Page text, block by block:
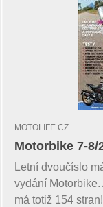
MOTOLIFE.CZ
Motorbike 7-8/
Letní dvoučíslo
vydání Motorbike.
má totiž 154